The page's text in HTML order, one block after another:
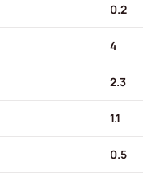
0.2
4
2.3
1.1
0.5